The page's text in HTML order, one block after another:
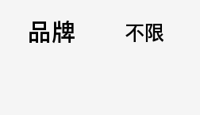
品牌 不限